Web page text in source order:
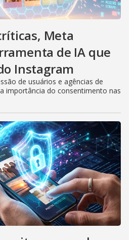
Meta
de IA que
Instagram
de usuários e agências de
importância do consentimento nas